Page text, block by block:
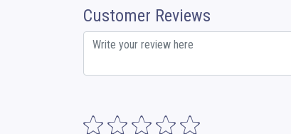
Customer Reviews